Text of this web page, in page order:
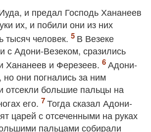
и предал Господь Хананеев
их, и побили они из них
тысяч человек.
В Везеке
с Адони‐Везеком, сразились
Хананеев и Ферезеев.
Адони‐
они погнались за ним
отсекли большие пальцы на
его.
Тогда сказал Адони‐
царей с отсеченными на руках
пальцами собирали